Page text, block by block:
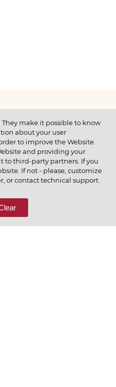
They make it possible to know
about your user
to improve the Website.
and providing your
to third-party partners. If you
If not - please, customize
or contact technical support.